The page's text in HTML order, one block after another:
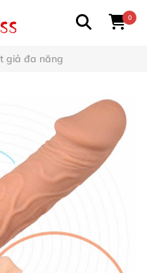
0
giả đa năng